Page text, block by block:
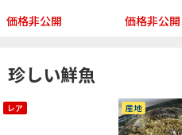
価格非公開 価格非公開
珍しい鮮魚
レア 産地